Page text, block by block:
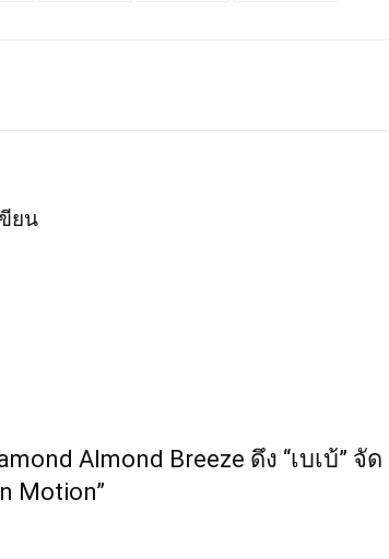
ยน
Almond Breeze ดึง “เบเบ้” จัด
Motion”